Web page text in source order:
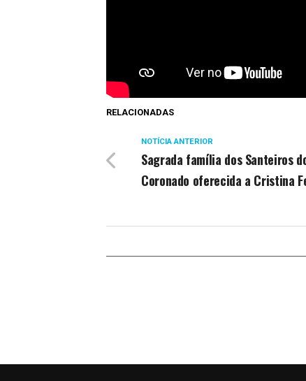
RELACIONADAS
NOTÍCIA ANTERIOR
Sagrada família dos Santeiros
Coronado oferecida a Cristina